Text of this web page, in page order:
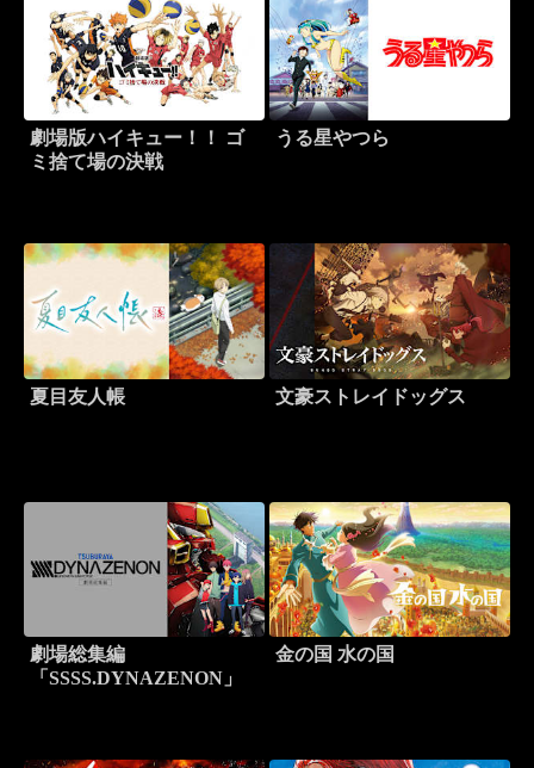
劇場版ハイキュー！！ ゴ
ミ捨て場の決戦
うる星やつら
夏目友人帳 文豪ストレイドッグス
劇場総集編
「SSSS.DYNAZENON」
金の国 水の国